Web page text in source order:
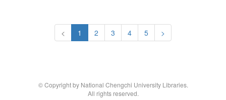
< 1 2 3 4 5 >
© Copyright by National Chengchi University Libraries.
All rights reserved.